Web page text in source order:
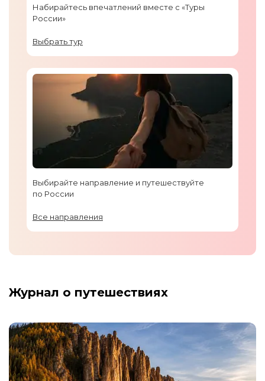
Набирайтесь впечатлений вместе с «Туры
России»
Выбрать тур
Выбирайте направление и путешествуйте
по России
Все направления
Журнал о путешествиях